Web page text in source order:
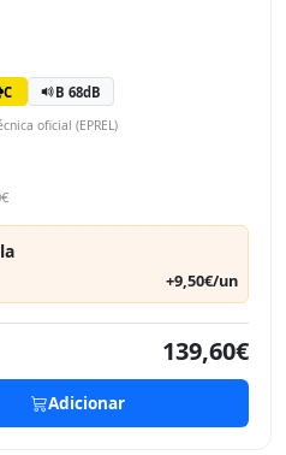
C B 68dB
oficial (EPREL)
+9,50€/un
139,60€
Adicionar